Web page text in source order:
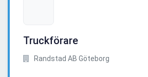
Truckförare
Randstad AB Göteborg